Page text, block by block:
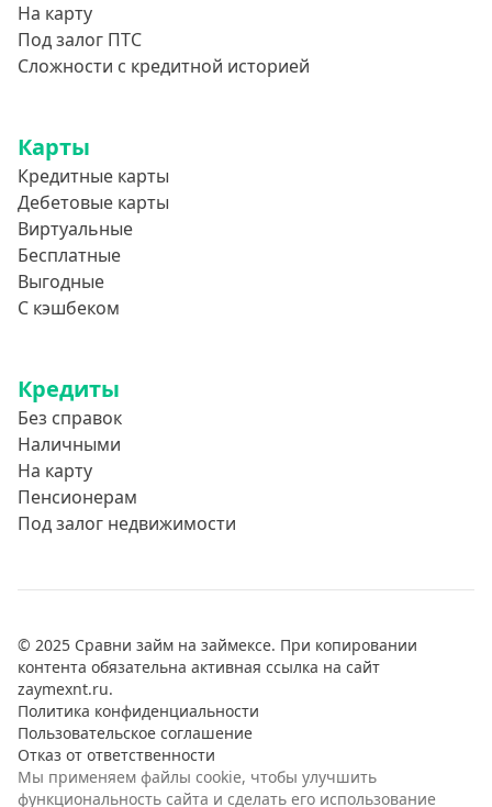
На карту
Под залог ПТС
Сложности с кредитной историей
Карты
Кредитные карты
Дебетовые карты
Виртуальные
Бесплатные
Выгодные
С кэшбеком
Кредиты
Без справок
Наличными
На карту
Пенсионерам
Под залог недвижимости
© 2025 Сравни займ на займексе. При копировании
контента обязательна активная ссылка на сайт
zaymexnt.ru.
Политика конфиденциальности
Пользовательское соглашение
Отказ от ответственности
Мы применяем файлы cookie, чтобы улучшить
функциональность сайта и сделать его использование